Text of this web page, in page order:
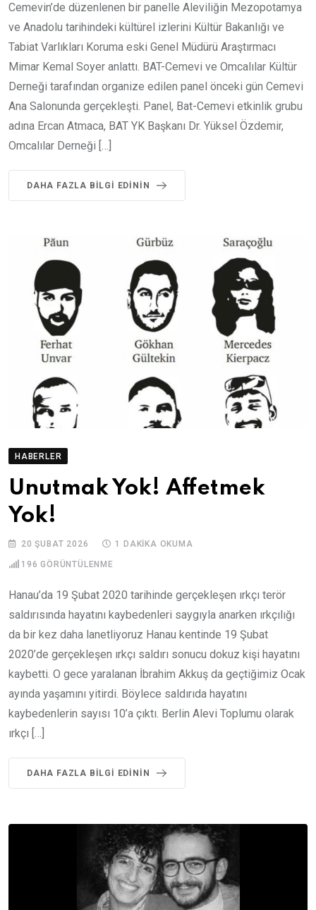
Cemevin’de düzenlenen bir panelle Aleviliğin Mezopotamya
ve Anadolu tarihindeki kültürel izlerini Kültür Bakanlığı ve
Tabiat Varlıkları Koruma eski Genel Müdürü Araştırmacı
Mimar Kemal Soyer anlattı. BAT-Cemevi ve Omcalılar Kültür
Derneği tarafından organize edilen panel önceki gün Cemevi
Ana Salonunda gerçekleşti. Panel, Bat-Cemevi etkinlik grubu
adına Ercan Atmaca, BAT YK Başkanı Dr. Yüksel Özdemir,
Omcalılar Derneği […]
DAHA FAZLA BILGI EDININ
HABERLER
Unutmak Yok! Affetmek
Yok!
20 ŞUBAT 2026 1 DAKIKA OKUMA
196 GÖRÜNTÜLENME
Hanau’da 19 Şubat 2020 tarihinde gerçekleşen ırkçı terör
saldırısında hayatını kaybedenleri saygıyla anarken ırkçılığı
da bir kez daha lanetliyoruz Hanau kentinde 19 Şubat
2020’de gerçekleşen ırkçı saldırı sonucu dokuz kişi hayatını
kaybetti. O gece yaralanan İbrahim Akkuş da geçtiğimiz Ocak
ayında yaşamını yitirdi. Böylece saldırıda hayatını
kaybedenlerin sayısı 10’a çıktı. Berlin Alevi Toplumu olarak
ırkçı […]
DAHA FAZLA BILGI EDININ